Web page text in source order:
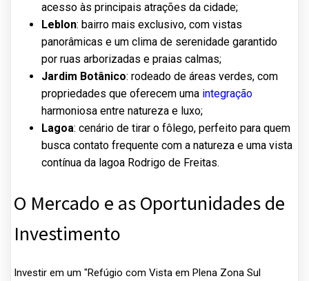
acesso às principais atrações da cidade;
Leblon: bairro mais exclusivo, com vistas
panorâmicas e um clima de serenidade garantido
por ruas arborizadas e praias calmas;
Jardim Botânico: rodeado de áreas verdes, com
propriedades que oferecem uma integração
harmoniosa entre natureza e luxo;
Lagoa: cenário de tirar o fôlego, perfeito para quem
busca contato frequente com a natureza e uma vista
contínua da lagoa Rodrigo de Freitas.
O Mercado e as Oportunidades de
Investimento
Investir em um "Refúgio com Vista em Plena Zona Sul